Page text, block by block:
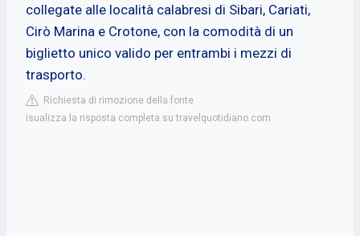
collegate alle località calabresi di Sibari, Cariati,
Cirò Marina e Crotone, con la comodità di un
biglietto unico valido per entrambi i mezzi di
trasporto.
Richiesta di rimozione della fonte
isualizza la risposta completa su travelquotidiano.com